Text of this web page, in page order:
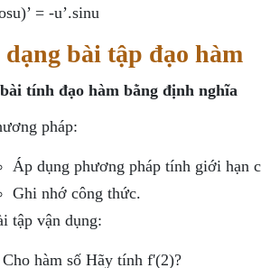
= -u’.sinu
dạng bài tập đạo hàm
tính đạo hàm bằng định nghĩa
pháp:
Áp dụng phương pháp tính giới hạn
Ghi nhớ công thức.
tập vận dụng:
hàm số Hãy tính f'(2)?